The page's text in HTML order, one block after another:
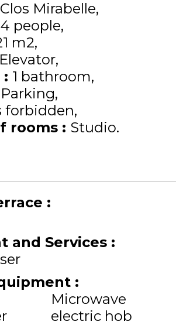
Mirabelle
4 people
m2
Elevator
: 1 bathroom
Parking
forbidden
rooms : Studio
:
and Services :
:
Microwave
electric hob